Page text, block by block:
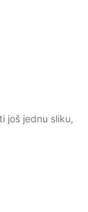
još jednu sliku,